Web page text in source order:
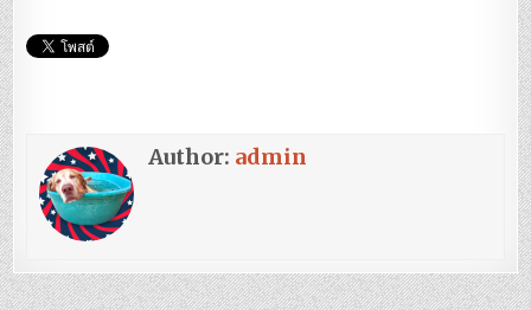
Author: admin